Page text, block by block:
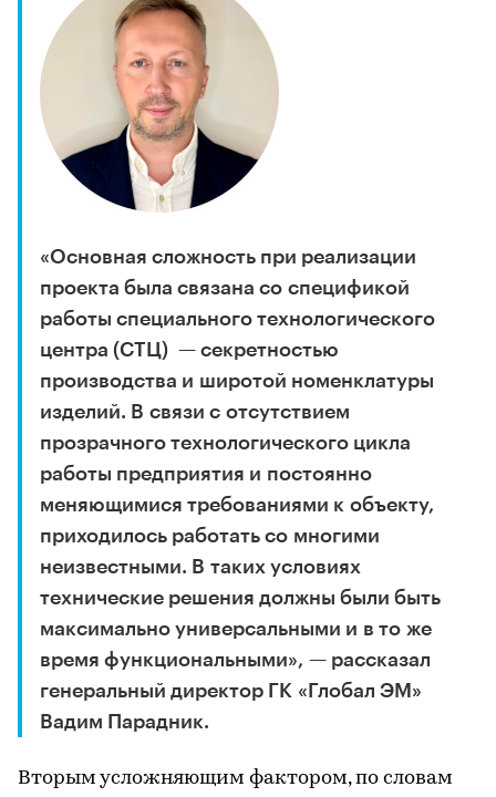
«Основная сложность при реализации
проекта была связана со спецификой
работы специального технологического
центра (СТЦ) — секретностью
производства и широтой номенклатуры
изделий. В связи с отсутствием
прозрачного технологического цикла
работы предприятия и постоянно
меняющимися требованиями к объекту,
приходилось работать со многими
неизвестными. В таких условиях
технические решения должны были быть
максимально универсальными и в то же
время функциональными», — рассказал
генеральный директор ГК «Глобал ЭМ»
Вадим Парадник.
Вторым усложняющим фактором, по словам